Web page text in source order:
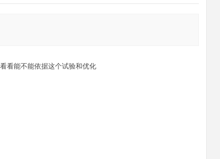
看能不能依据这个试验和优化